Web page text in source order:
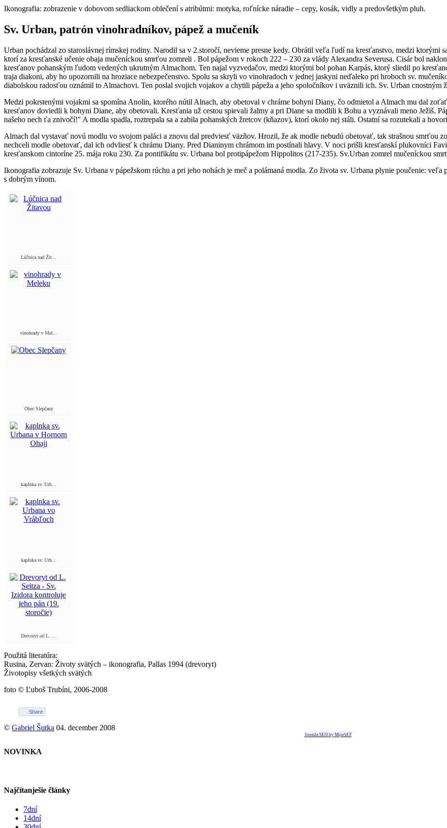
Ikonografia: zobrazenie v dobovom sedliackom oblečení s atribútmi: motyka, roľnícke náradie – cepy, kosák, vidly a predovšetkým pluh.
Sv. Urban, patrón vinohradníkov, pápež a mučeník
Urban pochádzal zo staroslávnej rímskej rodiny. Narodil sa v 2.storočí, nevieme presne kedy. Obrátil veľa ľudí na kresťanstvo, medzi ktorými
ktorí za kresťanské učenie obaja mučeníckou smrťou zomreli . Bol pápežom v rokoch 222 – 230 za vlády Alexandra Severusa. Cisár bol
kresťanov pohanským ľudom vedených ukrutným Almachom. Ten najal vyzvedačov, medzi ktorými bol pohan Karpás, ktorý sliedil po
traja diakoni, aby ho upozornili na hroziace nebezpečenstvo. Spolu sa skryli vo vinohradoch v jednej jaskyni neďaleko pri hroboch sv.
diabolskou radosťou oznámil to Almachovi. Ten poslal svojich vojakov a chytili pápeža a jeho spoločníkov i uväznili ich. Sv. Urban
Medzi pokrstenými vojakmi sa spomína Anolin, ktorého nútil Alnach, aby obetoval v chráme bohyni Diany, čo odmietol a Almach mu dal
kresťanov doviedli k bohyni Diane, aby obetovali. Kresťania už cestou spievali žalmy a pri Diane sa modlili k Bohu a vyznávali meno Ježiš.
našeho nech ťa znivočí!" A modla spadla, roztrepala sa a zabila pohanských žretcov (kňazov), ktorí okolo nej stáli. Ostatní sa rozutekali a
Almach dal vystavať novú modlu vo svojom paláci a znovu dal predviesť väzňov. Hrozil, že ak modle nebudú obetovať, tak strašnou smrťou
nechceli modle obetovať, dal ich odvliesť k chrámu Diany. Pred Dianinym chrámom im postínali hlavy. V noci prišli kresťanskí plukovníci
kresťanskom cintoríne 25. mája roku 230. Za pontifikátu sv. Urbana bol protipápežom Hippolitos (217-235). Sv.Urban zomrel mučeníckou
Ikonografia zobrazuje Sv. Urbana v pápežskom rúchu a pri jeho nohách je meč a polámaná modla. Zo života sv. Urbana plynie poučenie:
s dobrým vínom.
Lúčnica nad Žit...
vinohrady v Mel...
Obec Slepčany
kaplnka sv. Urb...
kaplnka sv. Urb...
Drevoryt od L. ...
Použitá literatúra:
Rusina, Zervan: Životy svätých – ikonografia, Pallas 1994 (drevoryt)
Životopisy všetkých svätých
foto © Ľuboš Trubíni, 2006-2008
Share
© Gabriel Šutka 04. december 2008
Joomla SEO by MijoSEF
NOVINKA
Najčítanješie články
7dní
14dní